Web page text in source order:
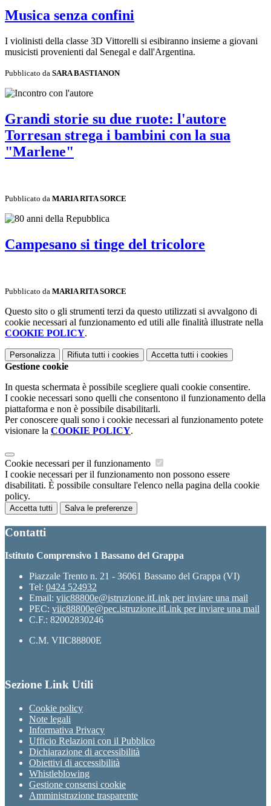
Musica senza confini
I violinisti della classe 3D Vittorelli si esibiranno insieme a giovani
musicisti provenienti dal Senegal e dall'Argentina.
Pubblicato da SARA BASTIANON
Grandi storie su due ruote: l'autore
Torresan strega i bambini con la sua
"Marlene"
Pubblicato da MARIA RITA SORCE
Campesano si tinge del tricolore
Pubblicato da MARIA RITA SORCE
Questo sito o gli strumenti terzi da questo utilizzati si avvalgono di
cookie necessari al funzionamento ed utili alle finalità illustrate nella
COOKIE POLICY.
Personalizza Rifiuta tutti i cookies Accetta tutti i cookies
Gestione cookie
In questa schermata è possibile scegliere quali cookie consentire.
I cookie necessari sono quelli che consentono il funzionamento della
piattaforma e non è possibile disabilitarli.
Per conoscere quali sono i cookie necessari al funzionamento potete
visionare la COOKIE POLICY.
Cookie necessari per il funzionamento
I cookie necessari per il funzionamento non possono essere
disabilitati. È possibile consultare l'elenco nella pagina della cookie
policy.
Accetta tutti Salva le preferenze
Contatti
Istituto Comprensivo 1 Bassano del Grappa
Piazzale Trento n. 21 - 36061 Bassano del Grappa (VI)
Tel: 0424 524932
Email: viic88800e@istruzione.itLink per inviare una mail
PEC: viic88800e@pec.istruzione.itLink per inviare una mail
C.F.: 82002830246
C.M. VIIC88800E
Sezione Link Utili
Cookie policy
Note legali
Informativa Privacy
Ufficio Relazioni con il Pubblico
Dichiarazione di accessibilità
Obiettivi di accessibilità
Whistleblowing
Gestione consensi cookie
Amministrazione trasparente